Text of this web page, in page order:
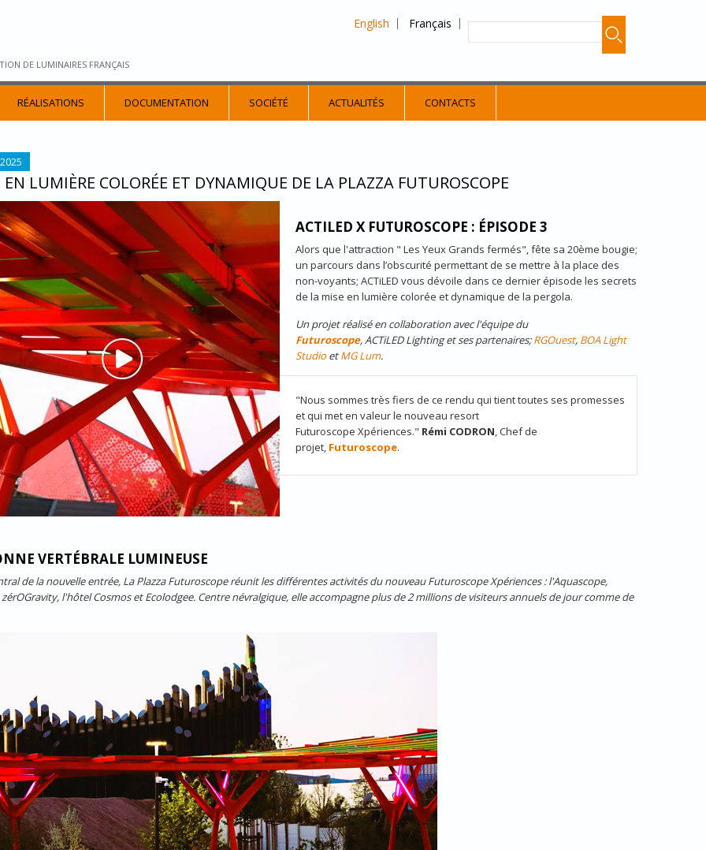
DE LUMINAIRES FRANÇAIS
English Français
RÉALISATIONS DOCUMENTATION SOCIÉTÉ ACTUALITÉS CONTACTS
LUMIÈRE COLORÉE ET DYNAMIQUE DE LA PLAZZA FUTUROSCOPE
FUTUROSCOPE.JPG
ACTILED X FUTUROSCOPE : ÉPISODE 3
Alors que l'attraction " Les Yeux Grands fermés", fête sa 20ème bougie;
un parcours dans l’obscurité permettant de se mettre à la place des
non-voyants; ACTiLED vous dévoile dans ce dernier épisode les secrets
de la mise en lumière colorée et dynamique de la pergola.
Un projet réalisé en collaboration avec l'équipe du
Futuroscope, ACTiLED Lighting et ses partenaires;RGOuest, BOA Light
StudioetMG Lum.
"Nous sommes très fiers de ce rendu qui tient toutes ses promesses
et qui met en valeur le nouveau resort
Futuroscope Xpériences." Rémi CODRON, Chef de
projet, Futuroscope.
VERTÉBRALE LUMINEUSE
de la nouvelle entrée, La Plazza Futuroscope réunit les différentes activités du nouveau Futuroscope Xpériences : l'Aquascope,
l'hôtel Cosmos et Ecolodgee. Centre névralgique, elle accompagneplus de 2 millions de visiteurs annuels de jour comme de